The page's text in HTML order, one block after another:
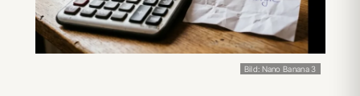
Bild: Nano Banana 3